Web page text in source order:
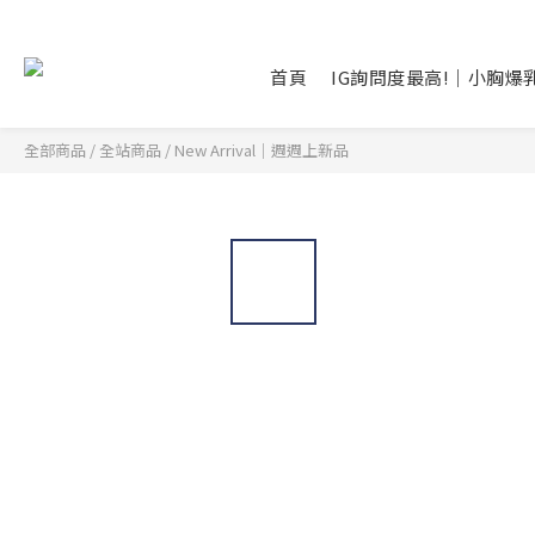
首頁 IG詢問度最高!｜小胸爆
全部商品 / 全站商品 / New Arrival｜週週上新品